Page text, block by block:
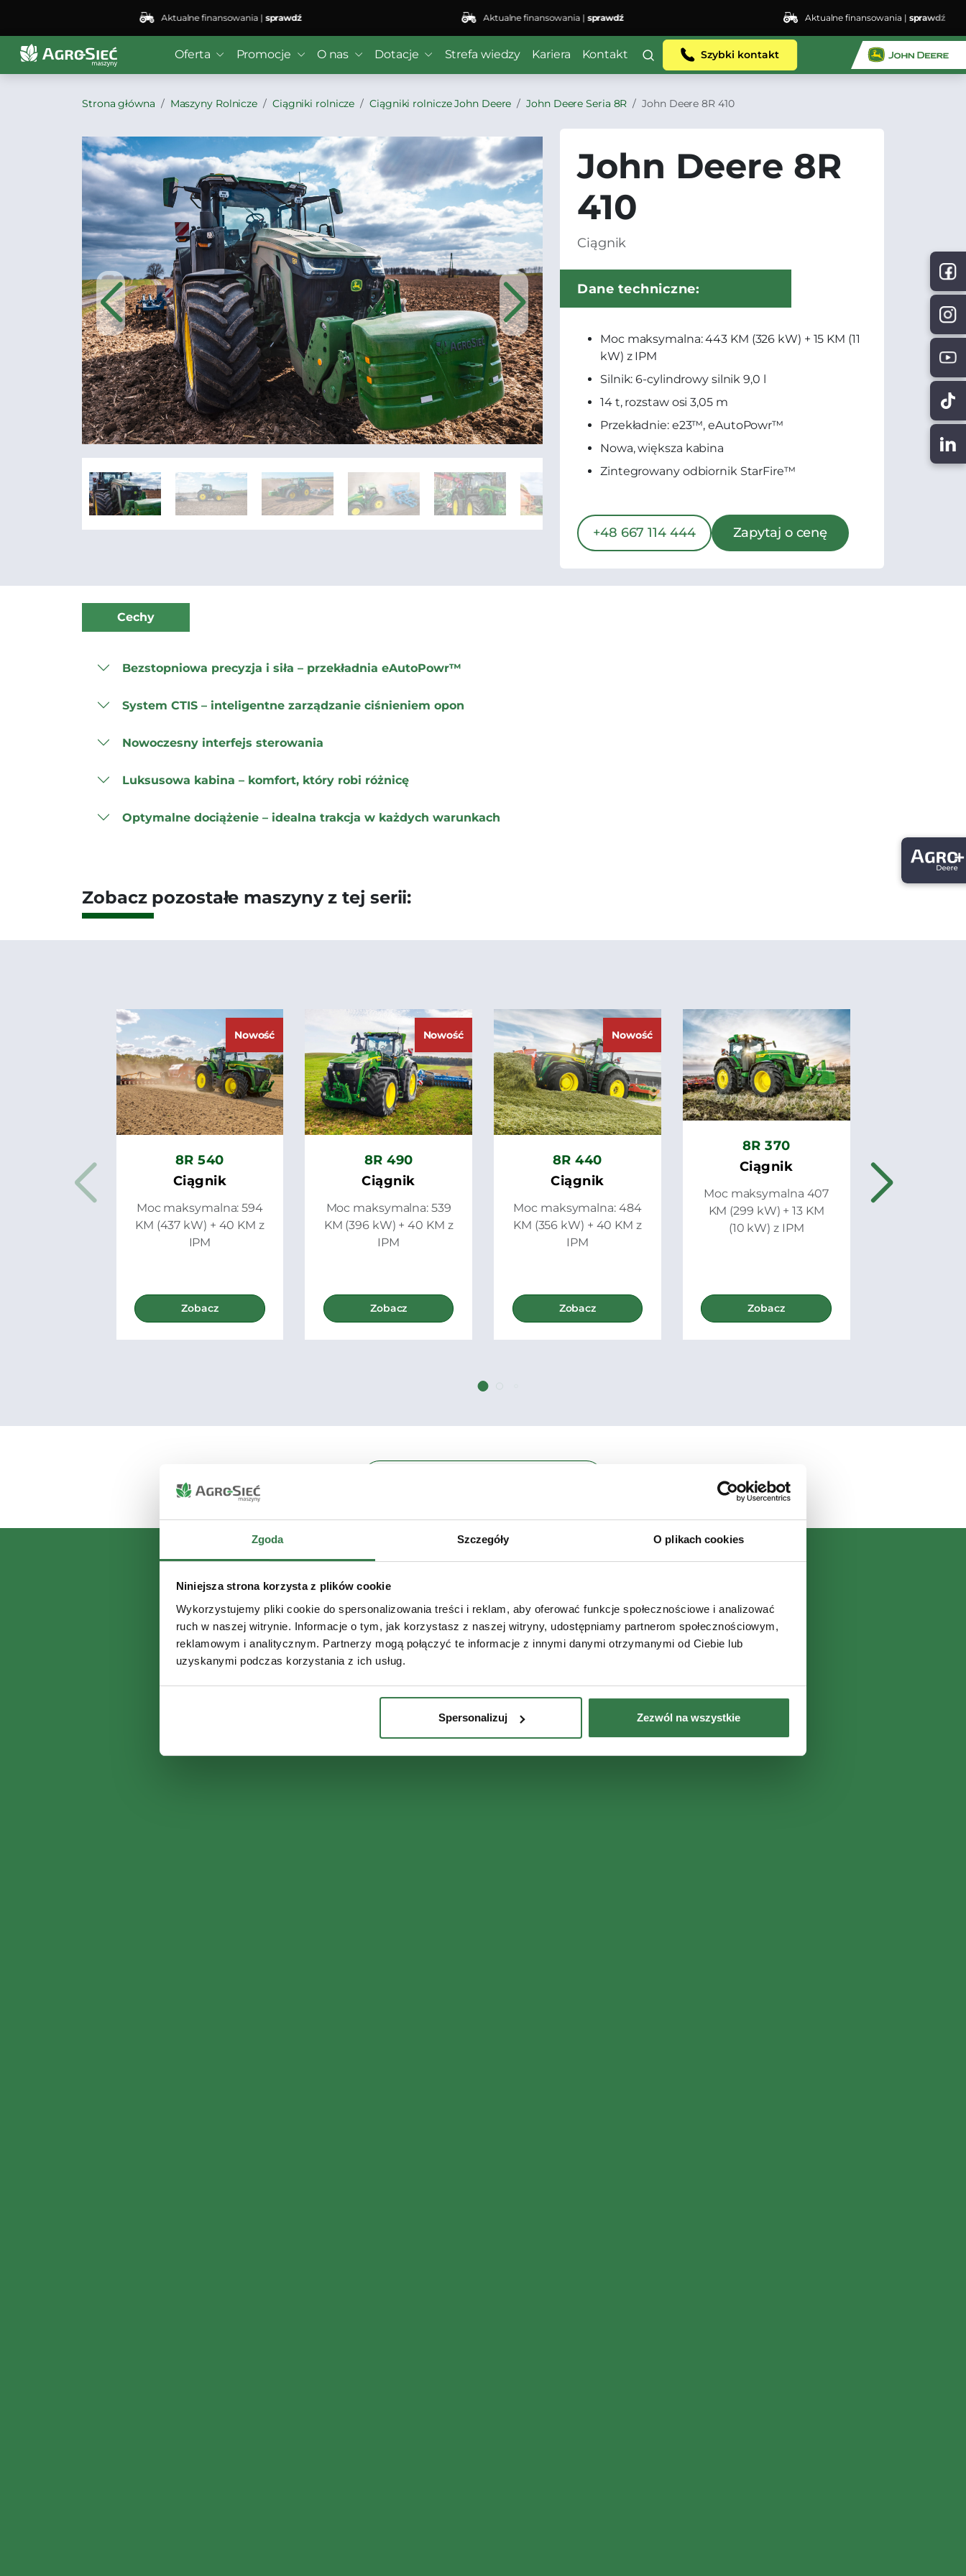
Zgoda Szczegóły O plikach cookies
Niniejsza strona korzysta z plików cookie
Wykorzystujemy pliki cookie do spersonalizowania treści i reklam, aby oferować funkcje społecznościowe i analizować
ruch w naszej witrynie. Informacje o tym, jak korzystasz z naszej witryny, udostępniamy partnerom społecznościowym,
reklamowym i analitycznym. Partnerzy mogą połączyć te informacje z innymi danymi otrzymanymi od Ciebie lub
uzyskanymi podczas korzystania z ich usług.
Spersonalizuj Zezwól na wszystkie
Aktualne finansowania |sprawdź Aktualne finansowania |sprawdź Aktualne finansowania |sprawdź
Oferta Promocje O nas Dotacje Strefa wiedzy Kariera Kontakt Szybki kontakt
Strona główna Maszyny Rolnicze Ciągniki rolnicze Ciągniki rolnicze John Deere John Deere Seria 8R John Deere 8R 410
John Deere 8R
410
Ciągnik
Dane techniczne:
Moc maksymalna: 443 KM (326 kW) + 15 KM (11
kW) z IPM
Silnik: 6-cylindrowy silnik 9,0 l
14 t, rozstaw osi 3,05 m
Przekładnie: e23™, eAutoPowr™
Nowa, większa kabina
Zintegrowany odbiornik StarFire™
+48 667 114 444 Zapytaj o cenę
Cechy
Bezstopniowa precyzja i siła – przekładnia eAutoPowr™
System CTIS – inteligentne zarządzanie ciśnieniem opon
Nowoczesny interfejs sterowania
Luksusowa kabina – komfort, który robi różnicę
Optymalne dociążenie – idealna trakcja w każdych warunkach
Zobacz pozostałe maszyny z tej serii:
Nowość
8R 540
Ciągnik
Moc maksymalna: 594
KM (437 kW) + 40 KM z
IPM
Zobacz
Nowość
8R 490
Ciągnik
Moc maksymalna: 539
KM (396 kW) + 40 KM z
IPM
Zobacz
Nowość
8R 440
Ciągnik
Moc maksymalna: 484
KM (356 kW) + 40 KM z
IPM
Zobacz
8R 370
Ciągnik
Moc maksymalna 407
KM (299 kW) + 13 KM
(10 kW) z IPM
Zobacz